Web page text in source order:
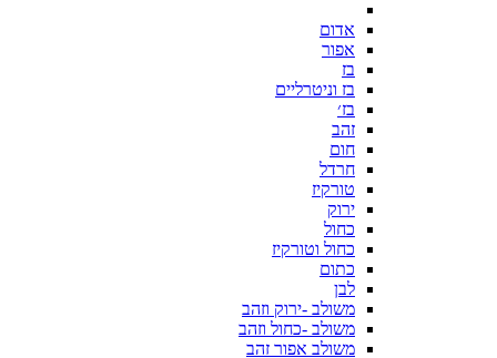
אדום
אפור
בז
בז וניטרליים
בז׳
זהב
חום
חרדל
טורקיז
ירוק
כחול
כחול וטורקיז
כתום
לבן
משולב -ירוק וזהב
משולב -כחול וזהב
משולב אפור זהב